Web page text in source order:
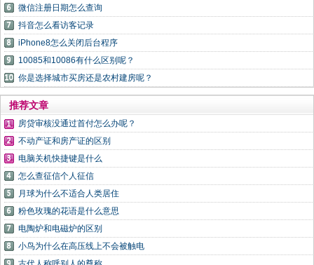
微信注册日期怎么查询
抖音怎么看访客记录
iPhone8怎么关闭后台程序
10085和10086有什么区别呢？
你是选择城市买房还是农村建房呢？
推荐文章
房贷审核没通过首付怎么办呢？
不动产证和房产证的区别
电脑关机快捷键是什么
怎么查征信个人征信
月球为什么不适合人类居住
粉色玫瑰的花语是什么意思
电陶炉和电磁炉的区别
小鸟为什么在高压线上不会被触电